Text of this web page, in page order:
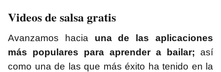
Videos de salsa gratis
Avanzamos hacia una de las aplicaciones
más populares para aprender a bailar; así
como una de las que más éxito ha tenido en la